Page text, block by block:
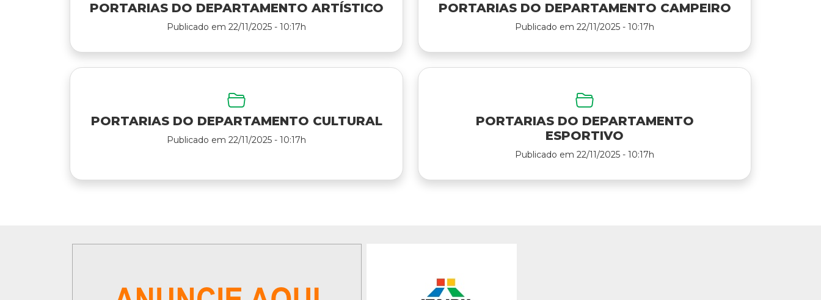
PORTARIAS DO DEPARTAMENTO ARTÍSTICO
Publicado em 22/11/2025 - 10:17h
PORTARIAS DO DEPARTAMENTO CAMPEIRO
Publicado em 22/11/2025 - 10:17h
PORTARIAS DO DEPARTAMENTO CULTURAL
Publicado em 22/11/2025 - 10:17h
PORTARIAS DO DEPARTAMENTO
ESPORTIVO
Publicado em 22/11/2025 - 10:17h